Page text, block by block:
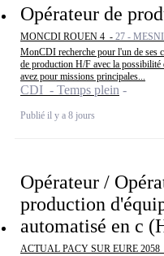
Opérateur de
MONCDI ROUEN 4 - 27 -
MonCDI recherche pour l'un de ses
de production H/F avec la possibilité
avez pour missions principales...
CDI - Temps plein
Publié il y a 8 jours
Opérateur /
production
automatisé en c
ACTUAL PACY SUR EURE 2058